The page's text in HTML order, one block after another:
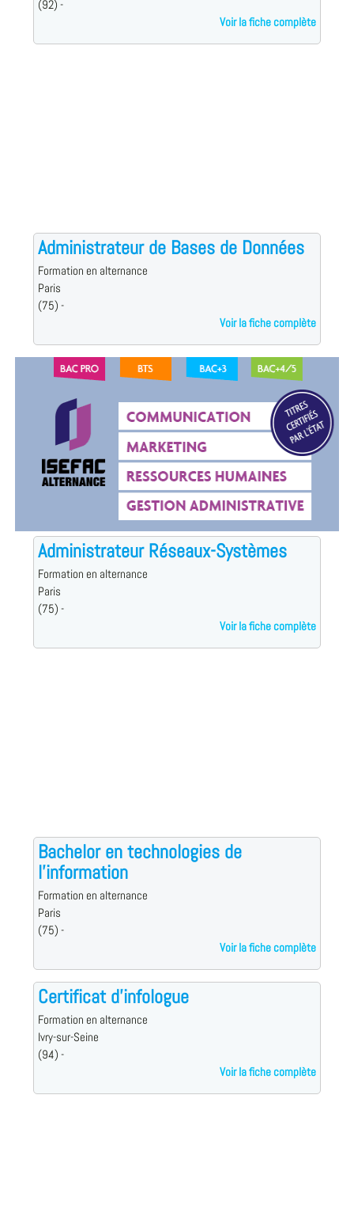
(92) -
Voir la fiche complète
Administrateur de Bases de Données
Formation en alternance
Paris
(75) -
Voir la fiche complète
Administrateur Réseaux-Systèmes
Formation en alternance
Paris
(75) -
Voir la fiche complète
Bachelor en technologies de
l'information
Formation en alternance
Paris
(75) -
Voir la fiche complète
Certificat d'infologue
Formation en alternance
Ivry-sur-Seine
(94) -
Voir la fiche complète